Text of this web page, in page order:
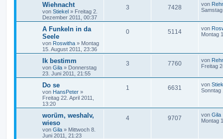
Wiehnacht
von Stiekel » Freitag 2.
Dezember 2011, 00:37
3 7428 von
A Funkeln in da
Seele
von Roswitha » Montag
15. August 2011, 23:36
0 5114 von
Montag
Ik bestimm
von Gila » Donnerstag
23. Juni 2011, 21:55
3 7760 von
Freitag
Do se
von HansPeter »
Freitag 22. April 2011,
13:20
1 6631 von
Sonntag
worüm, weshalv,
wieso
von Gila » Mittwoch 8.
Juni 2011, 21:23
4 9707 von Gila
Montag